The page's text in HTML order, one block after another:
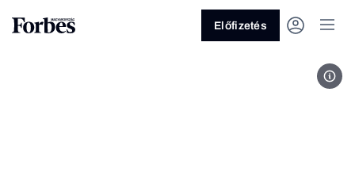
Előfizetés